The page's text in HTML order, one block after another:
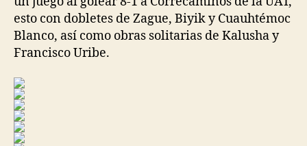
esto con dobletes de Zague, Biyik y Cuauhtémoc
Blanco, así como obras solitarias de Kalusha y
Francisco Uribe.